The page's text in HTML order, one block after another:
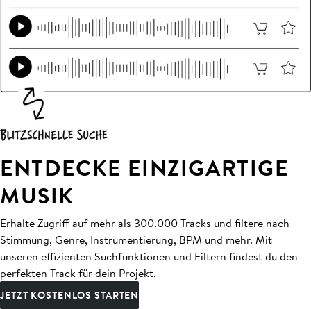
ENTDECKE EINZIGARTIGE
MUSIK
Erhalte Zugriff auf mehr als 300.000 Tracks und filtere nach
Stimmung, Genre, Instrumentierung, BPM und mehr. Mit
unseren effizienten Suchfunktionen und Filtern findest du den
perfekten Track für dein Projekt.
JETZT KOSTENLOS STARTEN